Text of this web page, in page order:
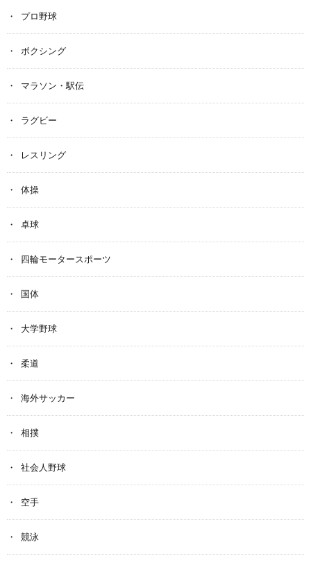
プロ野球
ボクシング
マラソン・駅伝
ラグビー
レスリング
体操
卓球
四輪モータースポーツ
国体
大学野球
柔道
海外サッカー
相撲
社会人野球
空手
競泳